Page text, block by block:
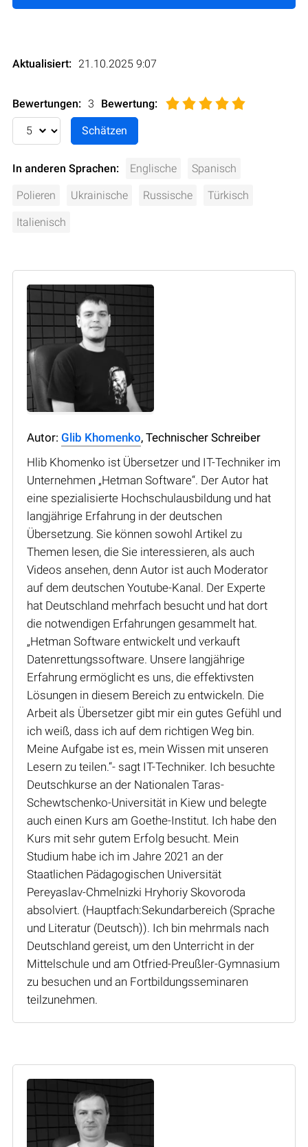
Aktualisiert: 21.10.2025 9:07
Bewertungen: 3 Bewertung:
In anderen Sprachen: Englische Spanisch
Polieren Ukrainische Russische Türkisch
Italienisch
Autor: Glib Khomenko, Technischer Schreiber
Hlib Khomenko ist Übersetzer und IT-Techniker im
Unternehmen „Hetman Software“. Der Autor hat
eine spezialisierte Hochschulausbildung und hat
langjährige Erfahrung in der deutschen
Übersetzung. Sie können sowohl Artikel zu
Themen lesen, die Sie interessieren, als auch
Videos ansehen, denn Autor ist auch Moderator
auf dem deutschen Youtube-Kanal. Der Experte
hat Deutschland mehrfach besucht und hat dort
die notwendigen Erfahrungen gesammelt hat.
„Hetman Software entwickelt und verkauft
Datenrettungssoftware. Unsere langjährige
Erfahrung ermöglicht es uns, die effektivsten
Lösungen in diesem Bereich zu entwickeln. Die
Arbeit als Übersetzer gibt mir ein gutes Gefühl und
ich weiß, dass ich auf dem richtigen Weg bin.
Meine Aufgabe ist es, mein Wissen mit unseren
Lesern zu teilen.“- sagt IT-Techniker. Ich besuchte
Deutschkurse an der Nationalen Taras-
Schewtschenko-Universität in Kiew und belegte
auch einen Kurs am Goethe-Institut. Ich habe den
Kurs mit sehr gutem Erfolg besucht. Mein
Studium habe ich im Jahre 2021 an der
Staatlichen Pädagogischen Universität
Pereyaslav-Chmelnizki Hryhoriy Skovoroda
absolviert. (Hauptfach:Sekundarbereich (Sprache
und Literatur (Deutsch)). Ich bin mehrmals nach
Deutschland gereist, um den Unterricht in der
Mittelschule und am Otfried-Preußler-Gymnasium
zu besuchen und an Fortbildungsseminaren
teilzunehmen.